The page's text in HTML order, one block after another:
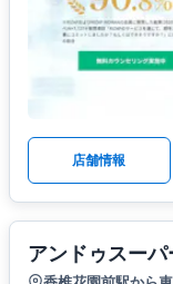
店舗情報
アンドゥスー